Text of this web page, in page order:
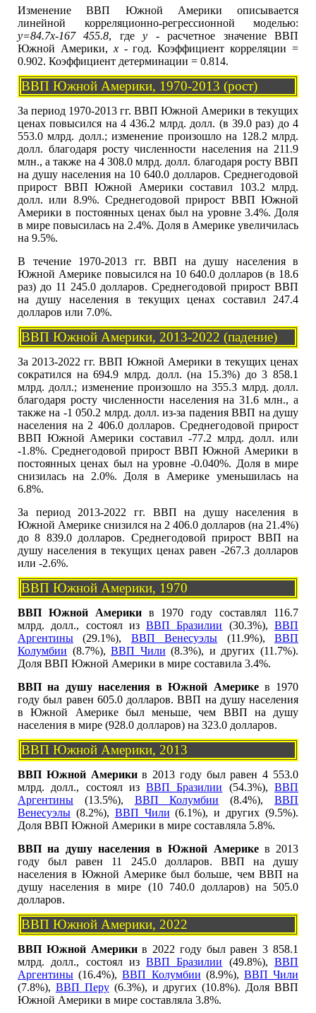
Изменение ВВП Южной Америки описывается
линейной корреляционно-регрессионной моделью:
y=84.7x-167 455.8, гдеy - расчетное значение ВВП
Южной Америки, x- год. Коэффициент корреляции =
0.902. Коэффициент детерминации = 0.814.
ВВП Южной Америки, 1970-2013 (рост)
За период 1970-2013 гг. ВВП Южной Америки в текущих
ценах повысился на 4 436.2 млрд. долл. (в 39.0 раз) до 4
553.0 млрд. долл.; изменение произошло на 128.2 млрд.
долл. благодаря росту численности населения на 211.9
млн., а также на 4 308.0 млрд. долл. благодаря росту ВВП
на душу населения на 10 640.0 долларов. Среднегодовой
прирост ВВП Южной Америки составил 103.2 млрд.
долл. или 8.9%. Среднегодовой прирост ВВП Южной
Америки в постоянных ценах был на уровне 3.4%. Доля
в мире повысилась на 2.4%. Доля в Америке увеличилась
на 9.5%.
В течение 1970-2013 гг. ВВП на душу населения в
Южной Америке повысился на 10 640.0 долларов (в 18.6
раз) до 11 245.0 долларов. Среднегодовой прирост ВВП
на душу населения в текущих ценах составил 247.4
долларов или 7.0%.
ВВП Южной Америки, 2013-2022 (падение)
За 2013-2022 гг. ВВП Южной Америки в текущих ценах
сократился на 694.9 млрд. долл. (на 15.3%) до 3 858.1
млрд. долл.; изменение произошло на 355.3 млрд. долл.
благодаря росту численности населения на 31.6 млн., а
также на -1 050.2 млрд. долл. из-за падения ВВП на душу
населения на 2 406.0 долларов. Среднегодовой прирост
ВВП Южной Америки составил -77.2 млрд. долл. или
-1.8%. Среднегодовой прирост ВВП Южной Америки в
постоянных ценах был на уровне -0.040%. Доля в мире
снизилась на 2.0%. Доля в Америке уменьшилась на
6.8%.
За период 2013-2022 гг. ВВП на душу населения в
Южной Америке снизился на 2 406.0 долларов (на 21.4%)
до 8 839.0 долларов. Среднегодовой прирост ВВП на
душу населения в текущих ценах равен -267.3 долларов
или -2.6%.
ВВП Южной Америки, 1970
ВВП Южной Америкив 1970 году составлял 116.7
млрд. долл., состоял изВВП Бразилии (30.3%),ВВП
Аргентины (29.1%), ВВП Венесуэлы (11.9%),ВВП
Колумбии (8.7%),ВВП Чили (8.3%), и других (11.7%).
Доля ВВП Южной Америки в мире составила 3.4%.
ВВП на душу населения в Южной Америкев 1970
году был равен 605.0 долларов. ВВП на душу населения
в Южной Америке был меньше, чем ВВП на душу
населения в мире (928.0 долларов) на 323.0 долларов.
ВВП Южной Америки, 2013
ВВП Южной Америкив 2013 году был равен 4 553.0
млрд. долл., состоял изВВП Бразилии (54.3%),ВВП
Аргентины (13.5%), ВВП Колумбии (8.4%),ВВП
Венесуэлы (8.2%), ВВП Чили (6.1%), и других (9.5%).
Доля ВВП Южной Америки в мире составляла 5.8%.
ВВП на душу населения в Южной Америкев 2013
году был равен 11 245.0 долларов. ВВП на душу
населения в Южной Америке был больше, чем ВВП на
душу населения в мире (10 740.0 долларов) на 505.0
долларов.
ВВП Южной Америки, 2022
ВВП Южной Америкив 2022 году был равен 3 858.1
млрд. долл., состоял изВВП Бразилии (49.8%),ВВП
Аргентины (16.4%),ВВП Колумбии (8.9%), ВВП Чили
(7.8%), ВВП Перу(6.3%), и других (10.8%). Доля ВВП
Южной Америки в мире составляла 3.8%.